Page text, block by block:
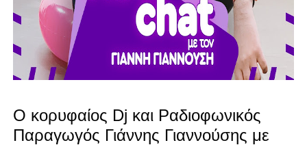
Ο κορυφαίος Dj και Ραδιοφωνικός
Παραγωγός Γιάννης Γιαννούσης με